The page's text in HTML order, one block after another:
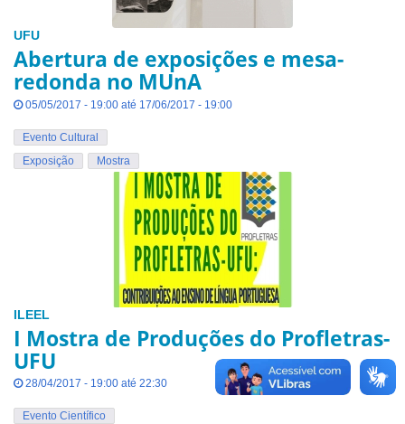
UFU
Abertura de exposições e mesa-
redonda no MUnA
05/05/2017 - 19:00 até 17/06/2017 - 19:00
Evento Cultural
Exposição
Mostra
ILEEL
I Mostra de Produções do Profletras-
UFU
28/04/2017 - 19:00 até 22:30
Evento Científico